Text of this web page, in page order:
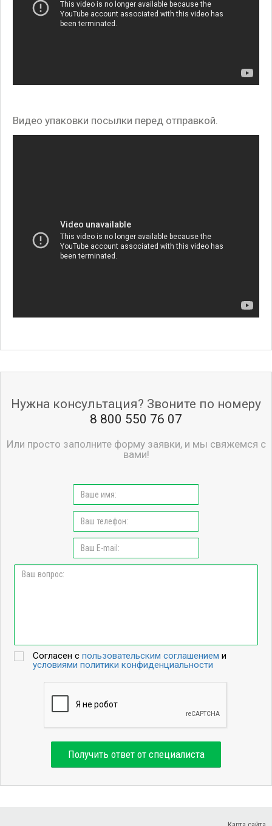
Видео упаковки посылки перед отправкой.
Нужна консультация? Звоните по номеру
8 800 550 76 07
Или просто заполните форму заявки, и мы свяжемся с
вами!
Согласен спользовательским соглашением и
условиями политики конфиденциальности
Получить ответ от специалиста